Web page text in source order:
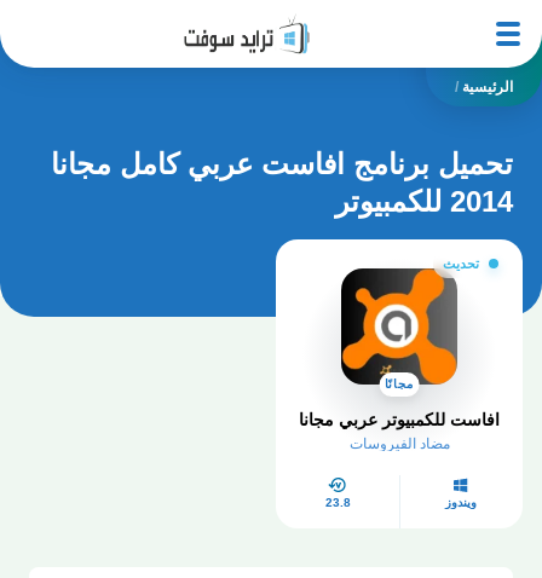
الرئيسية /
تحميل برنامج افاست عربي كامل مجانا
2014 للكمبيوتر
تحديث
مجانًا
افاست للكمبيوتر عربي مجانا
مضاد الفيروسات
ويندوز 23.8